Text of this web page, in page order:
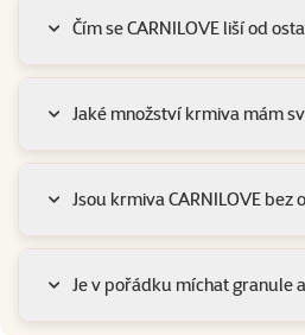
Čím se CARNILOVE liší od
Jaké množství krmiva mám
Jsou krmiva CARNILOVE bez
Je v pořádku míchat granule